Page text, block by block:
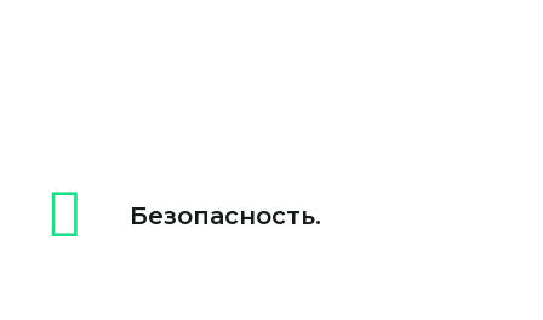
Безопасность.